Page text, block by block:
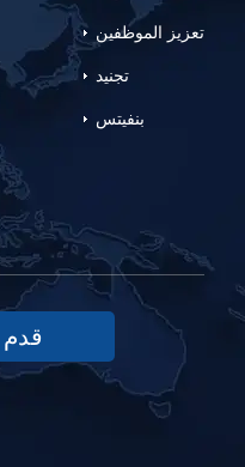
تعزيز الموظفين
تجنيد
بنفيتس